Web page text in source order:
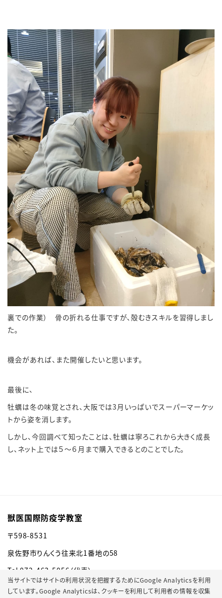
裏での作業） 骨の折れる仕事ですが、殻むきスキルを習得しまし
た。
機会があれば、また開催したいと思います。
最後に、
牡蠣は冬の味覚とされ、大阪では3月いっぱいでスーパーマーケッ
トから姿を消します。
しかし、今回調べて知ったことは、牡蠣は寧ろこれから大きく成長
し、ネット上では５～６月まで購入できるとのことでした。
当サイトではサイトの利用状況を把握するためにGoogle Analyticsを利用
しています。Google Analyticsは、 クッキーを利用して利用者の情報を収集
獣医国際防疫学教室
〒598-8531
泉佐野市りんくう往来北1番地の58
Tel 072-463-5056（代表）